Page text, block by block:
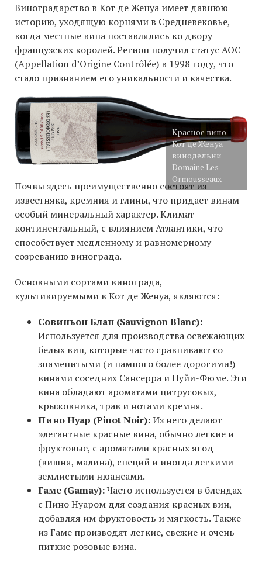
Виноградарство в Кот де Женуа имеет давнюю
историю, уходящую корнями в Средневековье,
когда местные вина поставлялись ко двору
французских королей. Регион получил статус AOC
(Appellation d’Origine Contrôlée) в 1998 году, что
стало признанием его уникальности и качества.
Красное вино
Кот де Женуа
винодельни
Domaine Les
Ormousseaux
Почвы здесь преимущественно состоят из
известняка, кремния и глины, что придает винам
особый минеральный характер. Климат
континентальный, с влиянием Атлантики, что
способствует медленному и равномерному
созреванию винограда.
Основными сортами винограда,
культивируемыми в Кот де Женуа, являются:
Совиньон Блан (Sauvignon Blanc):
Используется для производства освежающих
белых вин, которые часто сравнивают со
знаменитыми (и намного более дорогими!)
винами соседних Сансерра и Пуйи-Фюме. Эти
вина обладают ароматами цитрусовых,
крыжовника, трав и нотами кремня.
Пино Нуар (Pinot Noir):Из него делают
элегантные красные вина, обычно легкие и
фруктовые, с ароматами красных ягод
(вишня, малина), специй и иногда легкими
землистыми нюансами.
Гаме (Gamay):Часто используется в блендах
с Пино Нуаром для создания красных вин,
добавляя им фруктовость и мягкость. Также
из Гаме производят легкие, свежие и очень
питкие розовые вина.